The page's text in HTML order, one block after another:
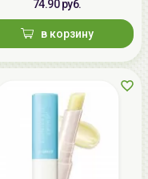
74.90 руб.
в корзину